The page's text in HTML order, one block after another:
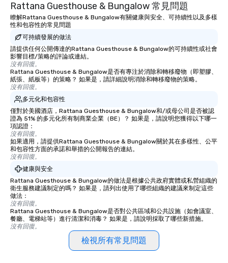
Rattana Guesthouse & Bungalow 常見問題
瞭解Rattana Guesthouse & Bungalow有關健康與安全、可持續性以及多樣
性和包容性的常見問題
可持續發展的做法
請提供任何公開傳達的Rattana Guesthouse & Bungalow的可持續性或社會
影響目標/策略的評論或連結。
沒有回復。
Rattana Guesthouse & Bungalow是否有專注於消除和轉移廢物（即塑膠、
紙張、紙板等）的策略？ 如果是，請詳細說明消除和轉移廢物的策略。
沒有回復。
多元化和包容性
僅對於美國酒店，Rattana Guesthouse & Bungalow和/或母公司是否被認
證為 51% 的多元化所有制商業企業（BE）？ 如果是，請說明您獲得以下哪一
項認證：
沒有回復。
如果適用，請提供Rattana Guesthouse & Bungalow關於其在多樣性、公平
和包容性方面的承諾和舉措的公開報告的連結。
沒有回復。
健康與安全
Rattana Guesthouse & Bungalow的做法是根據公共政府實體或私營組織的
衛生服務建議制定的嗎？ 如果是，請列出使用了哪些組織的建議來制定這些
做法：
沒有回復。
Rattana Guesthouse & Bungalow是否對公共區域和公共設施（如會議室、
餐廳、電梯站等）進行清潔和消毒？ 如果是，請說明採取了哪些新措施。
沒有回復。
檢視所有常見問題